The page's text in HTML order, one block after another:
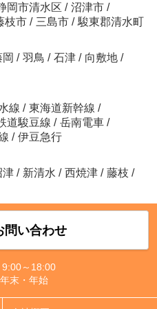
岡市清水区 / 沼津市 /
枝市 / 三島市 / 駿東郡清水町
岡 / 羽鳥 / 石津 / 向敷地 /
線 / 東海道新幹線 /
道駿豆線 / 岳南電車 /
/ 伊豆急行
津 / 新清水 / 西焼津 / 藤枝 /
問い合わせ
9:00～18:00
年末・年始